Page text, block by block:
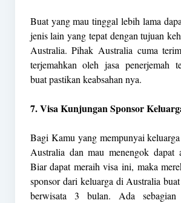
Buat yang mau tinggal lebih lama
jenis lain yang tepat dengan tujuan
Australia. Pihak Australia cuma
terjemahkan oleh jasa penerjemah
buat pastikan keabsahan nya.
7. Visa Kunjungan Sponsor
Bagi Kamu yang mempunyai
Australia dan mau menengok dapat
Biar dapat meraih visa ini, maka
sponsor dari keluarga di Australia
berwisata 3 bulan. Ada sebagian